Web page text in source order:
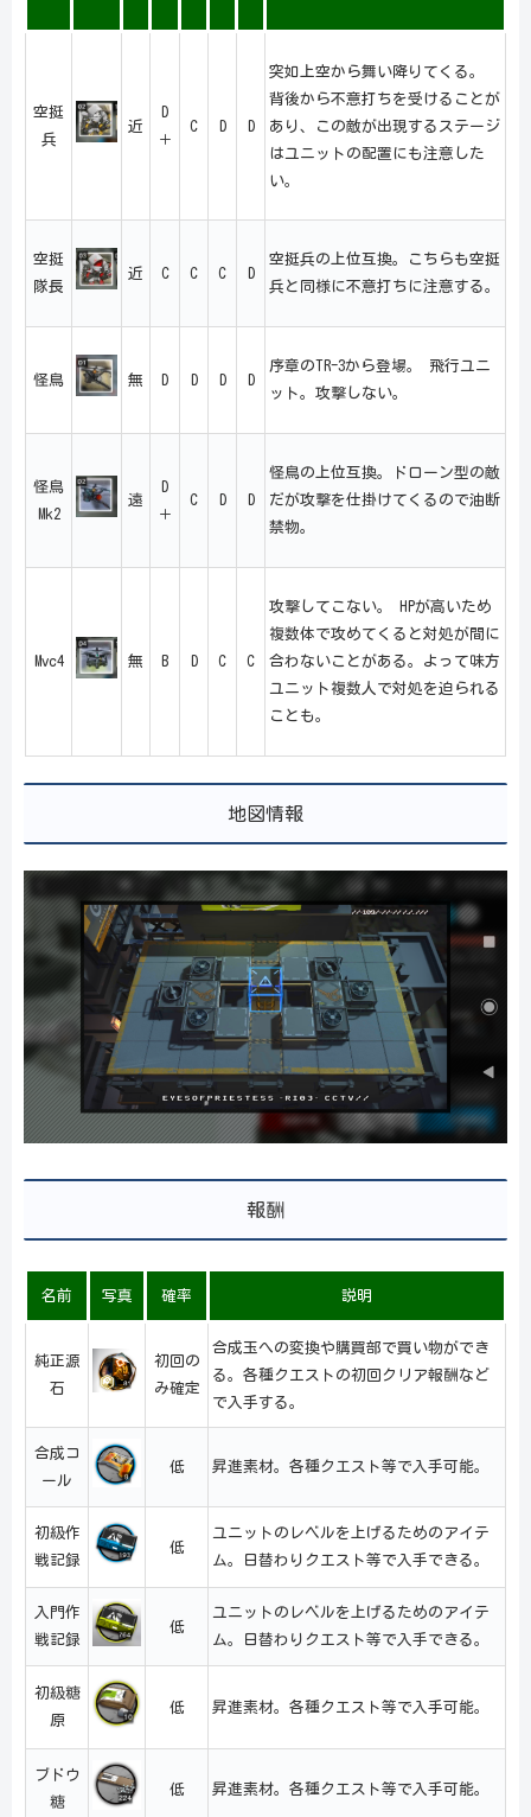
空挺
兵
近
D
＋
C D D
突如上空から舞い降りてくる。
背後から不意打ちを受けることが
あり、この敵が出現するステージ
はユニットの配置にも注意した
い。
空挺
隊長
近 C C C D
空挺兵の上位互換。こちらも空挺
兵と同様に不意打ちに注意する。
怪鳥 無 D D D D
序章のTR-3から登場。 飛行ユニ
ット。攻撃しない。
怪鳥
Mk2
遠
D
＋
C D D
怪鳥の上位互換。ドローン型の敵
だが攻撃を仕掛けてくるので油断
禁物。
Mvc4 無 B D C C
攻撃してこない。 HPが高いため
複数体で攻めてくると対処が間に
合わないことがある。よって味方
ユニット複数人で対処を迫られる
ことも。
地図情報
報酬
名前 写真 確率 説明
純正源
石
初回の
み確定
合成玉への変換や購買部で買い物ができ
る。各種クエストの初回クリア報酬など
で入手する。
合成コ
ール
低 昇進素材。各種クエスト等で入手可能。
初級作
戦記録
低
ユニットのレベルを上げるためのアイテ
ム。日替わりクエスト等で入手できる。
入門作
戦記録
低
ユニットのレベルを上げるためのアイテ
ム。日替わりクエスト等で入手できる。
初級糖
原
低 昇進素材。各種クエスト等で入手可能。
ブドウ
糖
低 昇進素材。各種クエスト等で入手可能。